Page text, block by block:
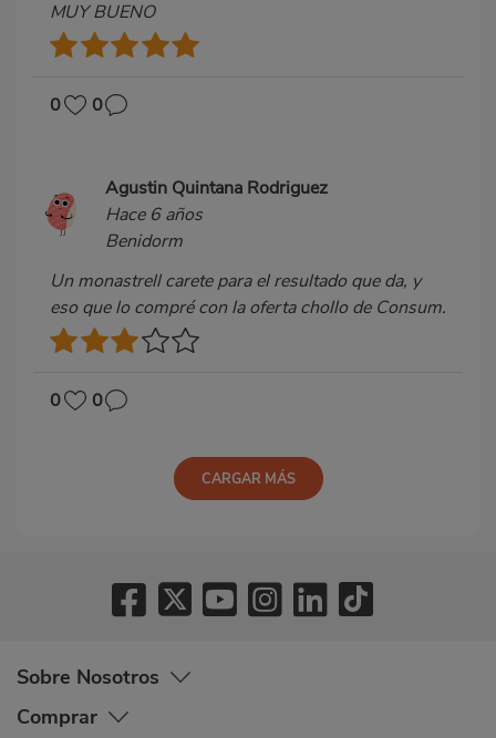
MUY BUENO
0 0
Agustin Quintana Rodriguez
Hace 6 años
Benidorm
Un monastrell carete para el resultado que da, y
eso que lo compré con la oferta chollo de Consum.
0 0
CARGAR MÁS
Sobre Nosotros
Comprar